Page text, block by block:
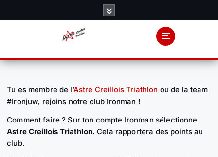
o
Tu es membre de l’Astre Creillois Triathlon ou de la team
#Ironjuw, rejoins notre club Ironman !
Comment faire ? Sur ton compte Ironman sélectionne
Astre Creillois Triathlon. Cela rapportera des points au
club.